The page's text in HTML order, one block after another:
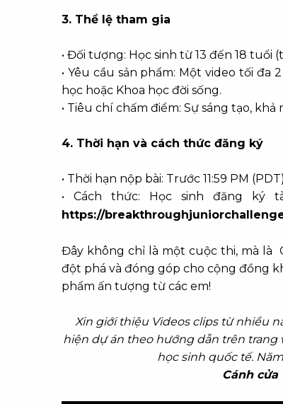
3. Thể lệ tham gia
• Đối tượng: Học sinh từ 13 đến 18 tuổi
• Yêu cầu sản phẩm: Một video tối
học hoặc Khoa học đời sống.
• Tiêu chí chấm điểm: Sự sáng tạo,
4. Thời hạn và cách thức đăng ký
• Thời hạn nộp bài: Trước 11:59 PM
• Cách thức: Học sinh đăng ký
https://
Đây không chỉ là một cuộc thi, mà là
đột phá và đóng góp cho cộng đồng
phẩm ấn tượng từ các em!
Xin giới thiệu Videos clips từ nhiều
hiện dự án theo hướng dẫn trên trang
học sinh quốc tế.
Cánh